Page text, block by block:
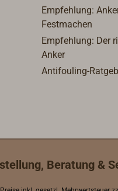
mit
von innen in
Da das
geführt
Empfehlung:
Festmachen
Empfehlung: Der
Anker
Antifouling-
Beratung &